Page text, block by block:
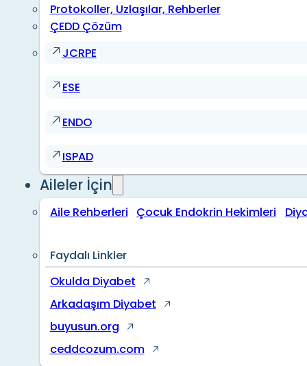
Protokoller, Uzlaşılar, Rehberler
ÇEDD Çözüm
JCRPE
ESE
ENDO
ISPAD
Aileler İçin
Aile Rehberleri Çocuk Endokrin Hekimleri
Faydalı Linkler
Okulda Diyabet
Arkadaşım Diyabet
buyusun.org
ceddcozum.com